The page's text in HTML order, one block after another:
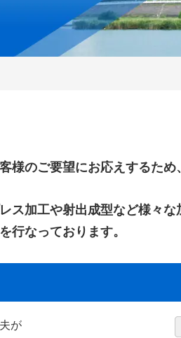
様のご要望にお応えするため、
ス加工や射出成型など様々な
なっております。
が